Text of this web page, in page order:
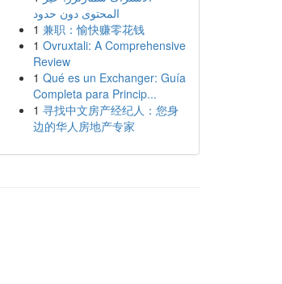
المحتوى دون حدود
1 兼职：愉快赚零花钱
1 Ovruxtali: A Comprehensive
Review
1 Qué es un Exchanger: Guía
Completa para Princip...
1 寻找中文房产经纪人：您身
边的华人房地产专家